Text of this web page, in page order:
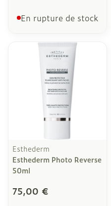
En rupture de stock
Esthederm
Esthederm Photo Reverse
50ml
75,00 €